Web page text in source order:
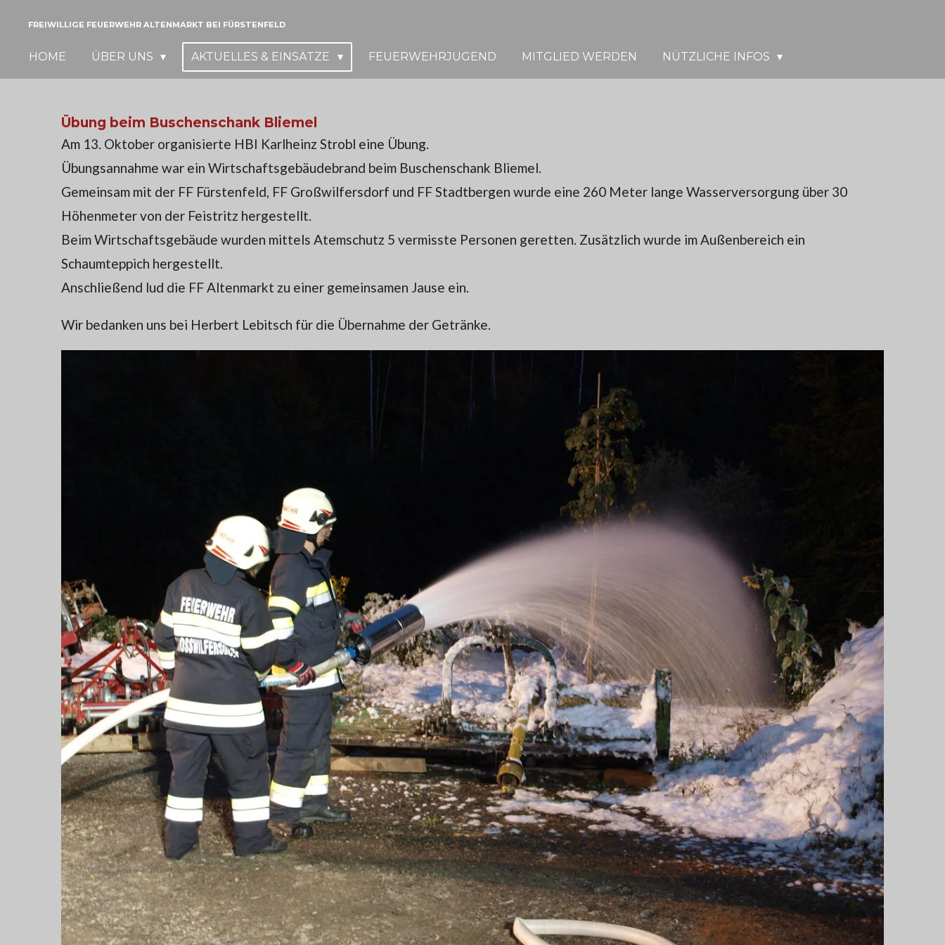
FREIWILLIGE FEUERWEHR ALTENMARKT BEI FÜRSTENFELD
HOME ÜBER UNS AKTUELLES & EINSÄTZE FEUERWEHRJUGEND MITGLIED WERDEN NÜTZLICHE INFOS
Übung beim Buschenschank Bliemel
Am 13. Oktober organisierte HBI Karlheinz Strobl eine Übung.
Übungsannahme war ein Wirtschaftsgebäudebrand beim Buschenschank Bliemel.
Gemeinsam mit der FF Fürstenfeld, FF Großwilfersdorf und FF Stadtbergen wurde eine 260 Meter lange Wasserversorgung über 30
Höhenmeter von der Feistritz hergestellt.
Beim Wirtschaftsgebäude wurden mittels Atemschutz 5 vermisste Personen geretten. Zusätzlich wurde im Außenbereich ein
Schaumteppich hergestellt.
Anschließend lud die FF Altenmarkt zu einer gemeinsamen Jause ein.
Wir bedanken uns bei Herbert Lebitsch für die Übernahme der Getränke.